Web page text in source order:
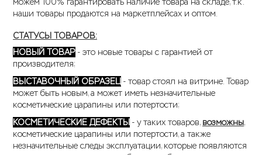
наши товары продаются на маркетплейсах и оптом.
СТАТУСЫ ТОВАРОВ:
НОВЫЙ ТОВАР - это новые товары с гарантией от
производителя;
ВЫСТАВОЧНЫЙ ОБРАЗЕЦ - товар стоял на витрине. Товар
может быть новым, а может иметь незначительные
косметические царапины или потертости;
КОСМЕТИЧЕСКИЕ ДЕФЕКТЫ - у таких товаров, возможны
косметические царапины или потертости, а также
незначительные следы эксплуатации, которые появляются